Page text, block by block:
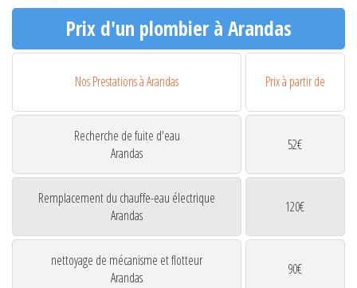
Prix d'un plombier à Arandas
Nos Prestations à Arandas Prix à partir de
Recherche de fuite d'eau
Arandas
52€
Remplacement du chauffe-eau électrique
Arandas
120€
nettoyage de mécanisme et flotteur
Arandas
90€